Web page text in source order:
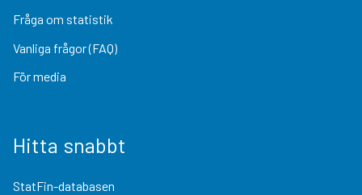
Fråga om statistik
Vanliga frågor (FAQ)
För media
Hitta snabbt
StatFin-databasen